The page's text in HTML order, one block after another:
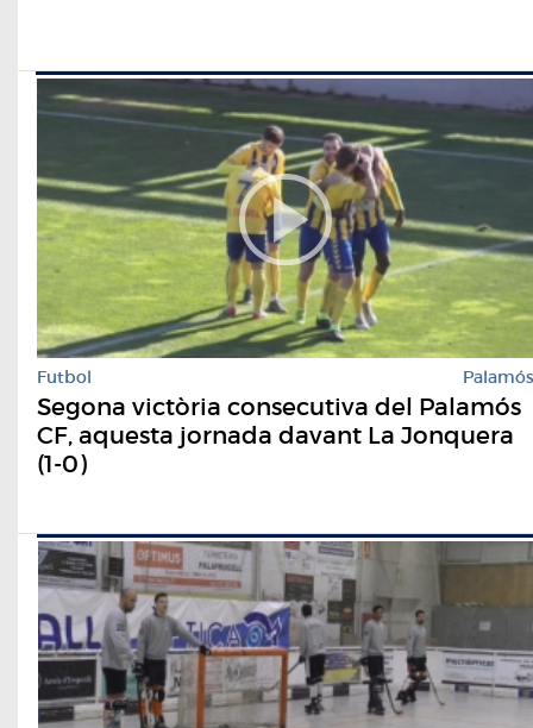
Futbol Palamós
Segona victòria consecutiva del Palamós
CF, aquesta jornada davant La Jonquera
(1-0)